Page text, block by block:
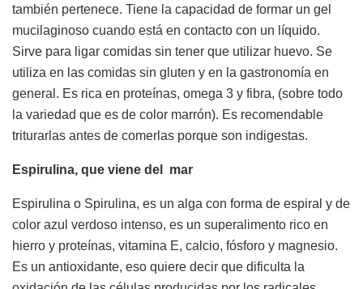
también pertenece. Tiene la capacidad de formar un gel
mucilaginoso cuando está en contacto con un líquido.
Sirve para ligar comidas sin tener que utilizar huevo. Se
utiliza en las comidas sin gluten y en la gastronomía en
general. Es rica en proteínas, omega 3 y fibra, (sobre todo
la variedad que es de color marrón). Es recomendable
triturarlas antes de comerlas porque son indigestas.
Espirulina, que viene del mar
Espirulina o Spirulina, es un alga con forma de espiral y de
color azul verdoso intenso, es un superalimento rico en
hierro y proteínas, vitamina E, calcio, fósforo y magnesio.
Es un antioxidante, eso quiere decir que dificulta la